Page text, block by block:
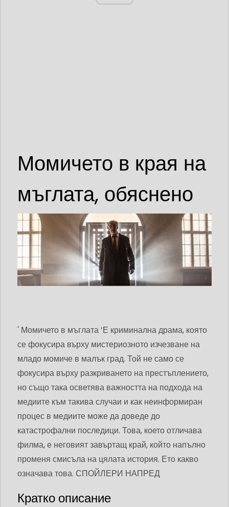
Момичето в края на
мъглата, обяснено
' Момичето в мъглата ’Е криминална драма, която
се фокусира върху мистериозното изчезване на
младо момиче в малък град. Той не само се
фокусира върху разкриването на престъплението,
но също така осветява важността на подхода на
медиите към такива случаи и как неинформиран
процес в медиите може да доведе до
катастрофални последици. Това, което отличава
филма, е неговият завъртащ край, който напълно
променя смисъла на цялата история. Ето какво
означава това. СПОЙЛЕРИ НАПРЕД
Кратко описание